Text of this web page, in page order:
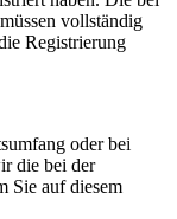
vollständig
Registrierung
oder bei
die bei der
Sie auf diesem